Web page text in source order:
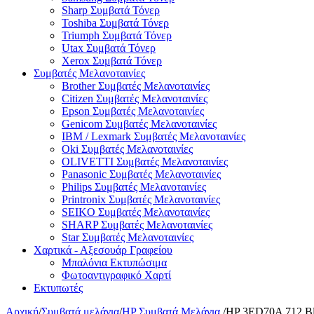
Sharp Συμβατά Τόνερ
Toshiba Συμβατά Τόνερ
Triumph Συμβατά Τόνερ
Utax Συμβατά Τόνερ
Xerox Συμβατά Τόνερ
Συμβατές Μελανοταινίες
Brother Συμβατές Μελανοταινίες
Citizen Συμβατές Μελανοταινίες
Epson Συμβατές Μελανοταινίες
Genicom Συμβατές Μελανοταινίες
IBM / Lexmark Συμβατές Μελανοταινίες
Oki Συμβατές Μελανοταινίες
OLIVETTI Συμβατές Μελανοταινίες
Panasonic Συμβατές Μελανοταινίες
Philips Συμβατές Μελανοταινίες
Printronix Συμβατές Μελανοταινίες
SEIKO Συμβατές Μελανοταινίες
SHARP Συμβατές Μελανοταινίες
Star Συμβατές Μελανοταινίες
Χαρτικά - Αξεσουάρ Γραφείου
Μπαλόνια Εκτυπώσιμα
Φωτοαντιγραφικό Χαρτί
Εκτυπωτές
Αρχική/Συμβατά μελάνια/HP Συμβατά Μελάνια /HP 3ED70A 712